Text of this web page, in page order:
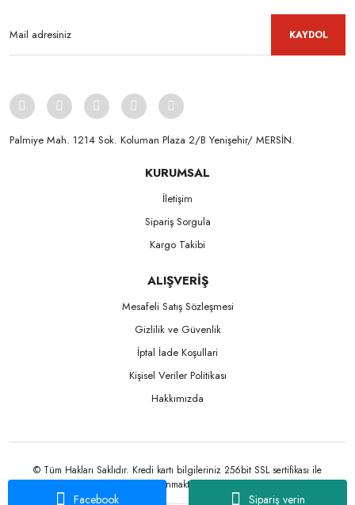
Sipariş verin
Facebook
KAYDOL
Palmiye Mah. 1214 Sok. Koluman Plaza 2/B Yenişehir/ MERSİN.ㅤㅤㅤㅤㅤㅤㅤㅤㅤㅤㅤㅤㅤㅤㅤㅤㅤㅤㅤㅤㅤㅤㅤㅤㅤㅤㅤㅤㅤㅤㅤㅤㅤㅤㅤ ㅤㅤㅤㅤㅤㅤㅤㅤㅤㅤ
KURUMSAL
İletişim
Sipariş Sorgula
Kargo Takibi
ALIŞVERİŞ
Mesafeli Satış Sözleşmesi
Gizlilik ve Güvenlik
İptal İade Koşullari
Kişisel Veriler Politikası
Hakkımızda
© Tüm Hakları Saklıdır. Kredi kartı bilgileriniz 256bit SSL sertifikası ile
korunmaktadır.